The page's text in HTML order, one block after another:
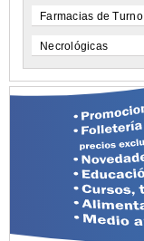
Farmacias de Turno
Necrológicas